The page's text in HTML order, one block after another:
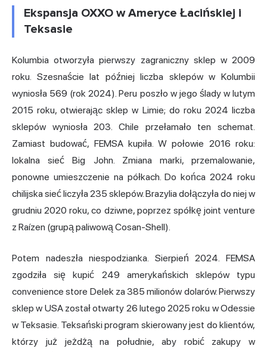
Ekspansja OXXO w Ameryce Łacińskiej i
Teksasie
Kolumbia otworzyła pierwszy zagraniczny sklep w 2009
roku. Szesnaście lat później liczba sklepów w Kolumbii
wyniosła 569 (rok 2024). Peru poszło w jego ślady w lutym
2015 roku, otwierając sklep w Limie; do roku 2024 liczba
sklepów wyniosła 203. Chile przełamało ten schemat.
Zamiast budować, FEMSA kupiła. W połowie 2016 roku:
lokalna sieć Big John. Zmiana marki, przemalowanie,
ponowne umieszczenie na półkach. Do końca 2024 roku
chilijska sieć liczyła 235 sklepów. Brazylia dołączyła do niej w
grudniu 2020 roku, co dziwne, poprzez spółkę joint venture
z Raízen (grupą paliwową Cosan-Shell).
Potem nadeszła niespodzianka. Sierpień 2024. FEMSA
zgodziła się kupić 249 amerykańskich sklepów typu
convenience store Delek za 385 milionów dolarów. Pierwszy
sklep w USA został otwarty 26 lutego 2025 roku w Odessie
w Teksasie. Teksański program skierowany jest do klientów,
którzy już jeżdżą na południe, aby robić zakupy w